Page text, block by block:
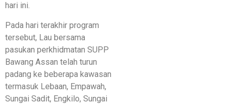
hari ini.
Pada hari terakhir program
tersebut, Lau bersama
pasukan perkhidmatan SUPP
Bawang Assan telah turun
padang ke beberapa kawasan
termasuk Lebaan, Empawah,
Sungai Sadit, Engkilo, Sungai